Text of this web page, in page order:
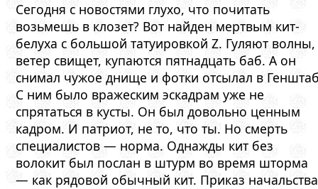
Сегодня с новостями глухо, что почитать
возьмешь в клозет? Вот найден мертвым кит-
белуха с большой татуировкой Z. Гуляют волны,
ветер свищет, купаются пятнадцать баб. А он
снимал чужое днище и фотки отсылал в
С ним было вражеским эскадрам уже не
спрятаться в кусты. Он был довольно ценным
кадром. И патриот, не то, что ты. Но смерть
специалистов — норма. Однажды кит без
волокит был послан в штурм во время шторма
— как рядовой обычный кит. Приказ начальства